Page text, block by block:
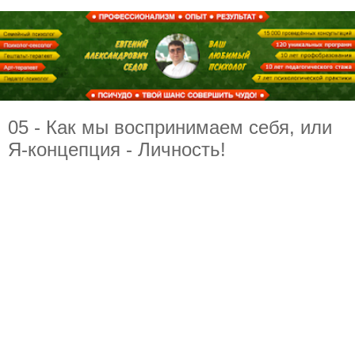
05 - Как мы воспринимаем себя, или
Я-концепция - Личность!